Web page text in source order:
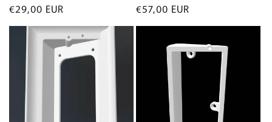
Normaler
Preis
€29,00 EUR
Normaler
Preis
€57,00 EUR